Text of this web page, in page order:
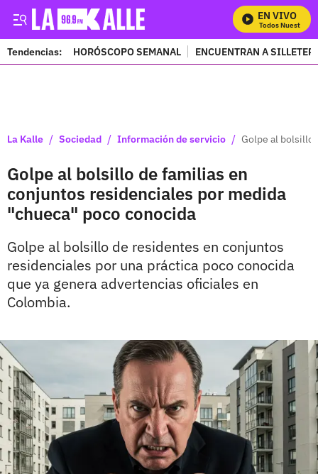
EN VIVO
Mira Todos Nuestros
Tendencias: HORÓSCOPO SEMANAL ENCUENTRAN A
La Kalle / Sociedad / Información de servicio / Golpe al bolsillo
Golpe al bolsillo de familias en
conjuntos residenciales por medida
"chueca" poco conocida
Golpe al bolsillo de residentes en conjuntos
residenciales por una práctica poco conocida
que ya genera advertencias oficiales en
Colombia.